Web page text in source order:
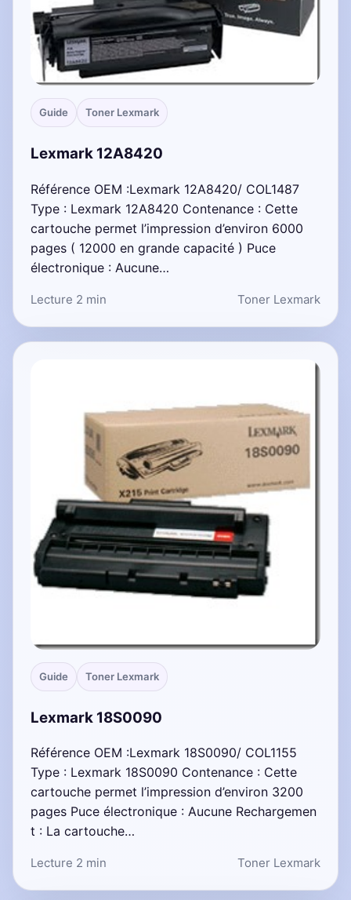
Guide Toner Lexmark
Lexmark 12A8420
Référence OEM :Lexmark 12A8420/ COL1487
Type : Lexmark 12A8420 Contenance : Cette
cartouche permet l’impression d’environ 6000
pages ( 12000 en grande capacité ) Puce
électronique : Aucune…
Lecture 2 min Toner Lexmark
Guide Toner Lexmark
Lexmark 18S0090
Référence OEM :Lexmark 18S0090/ COL1155
Type : Lexmark 18S0090 Contenance : Cette
cartouche permet l’impression d’environ 3200
pages Puce électronique : Aucune Rechargemen
t : La cartouche…
Lecture 2 min Toner Lexmark